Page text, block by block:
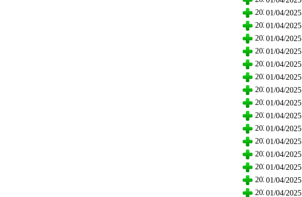
202501/04/2025
202501/04/2025
202501/04/2025
202501/04/2025
202501/04/2025
202501/04/2025
202501/04/2025
202501/04/2025
202501/04/2025
202501/04/2025
202501/04/2025
202501/04/2025
202501/04/2025
202501/04/2025
202501/04/2025